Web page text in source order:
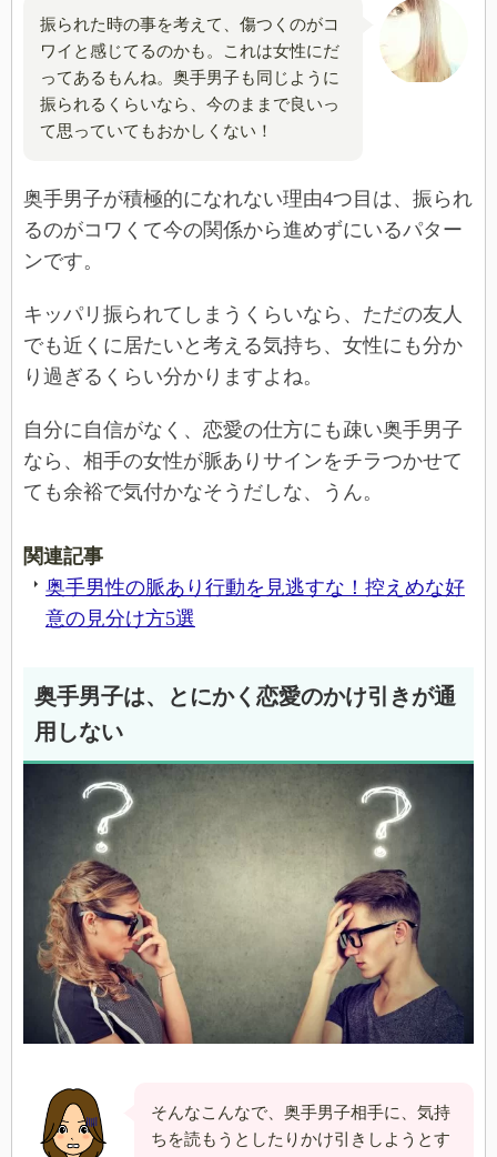
振られた時の事を考えて、傷つくのがコ
ワイと感じてるのかも。これは女性にだ
ってあるもんね。奥手男子も同じように
振られるくらいなら、今のままで良いっ
て思っていてもおかしくない！
奥手男子が積極的になれない理由4つ目は、振られ
るのがコワくて今の関係から進めずにいるパター
ンです。
キッパリ振られてしまうくらいなら、ただの友人
でも近くに居たいと考える気持ち、女性にも分か
り過ぎるくらい分かりますよね。
自分に自信がなく、恋愛の仕方にも疎い奥手男子
なら、相手の女性が脈ありサインをチラつかせて
ても余裕で気付かなそうだしな、うん。
関連記事
奥手男性の脈あり行動を見逃すな！控えめな好
意の見分け方5選
奥手男子は、とにかく恋愛のかけ引きが通
用しない
そんなこんなで、奥手男子相手に、気持
ちを読もうとしたりかけ引きしようとす